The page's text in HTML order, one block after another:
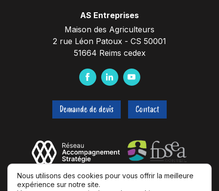
AS Entreprises
Maison des Agriculteurs
2 rue Léon Patoux - CS 50001
51664 Reims cedex
F
c
e
o
k
L
n
k
I
n
Y
u
t
b
e
Demande de devis Contact
Nous utilisons des cookies pour vous offrir la meilleure
expérience sur notre site.